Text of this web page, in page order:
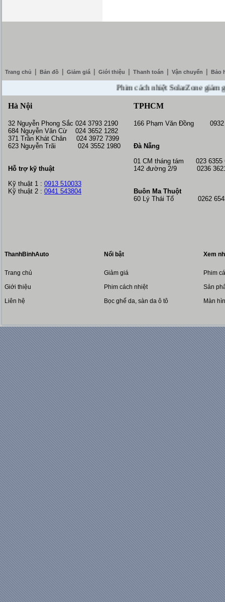
Trang chủ Bản đồ Giảm giá Giới thiệu Thanh toán Vận chuyển Bảo
Phim cách nhiệt SolarZone giảm giá
Hà Nội
32 Nguyễn Phong Sắc 024 3793 2190
684 Nguyễn Văn Cừ 024 3652 1282
371 Trần Khát Chân 024 3972 7399
623 Nguyễn Trãi 024 3552 1980
Hỗ trợ kỹ thuật
Kỹ thuật 1 : 0913 510033
Kỹ thuật 2 : 0941 543804
TPHCM
166 Phạm Văn Đồng 0932
Đà Nẵng
01 CM tháng tám 023 6355
142 đường 2/9 0236
Buôn Ma Thuột
60 Lý Thái Tổ 0262
ThanhBinhAuto
Trang chủ
Giới thiệu
Liên hệ
Nổi bật
Giảm giá
Phim cách nhiệt
Bọc ghế da, sàn da ô tô
Xem
Phim
Sản
Màn